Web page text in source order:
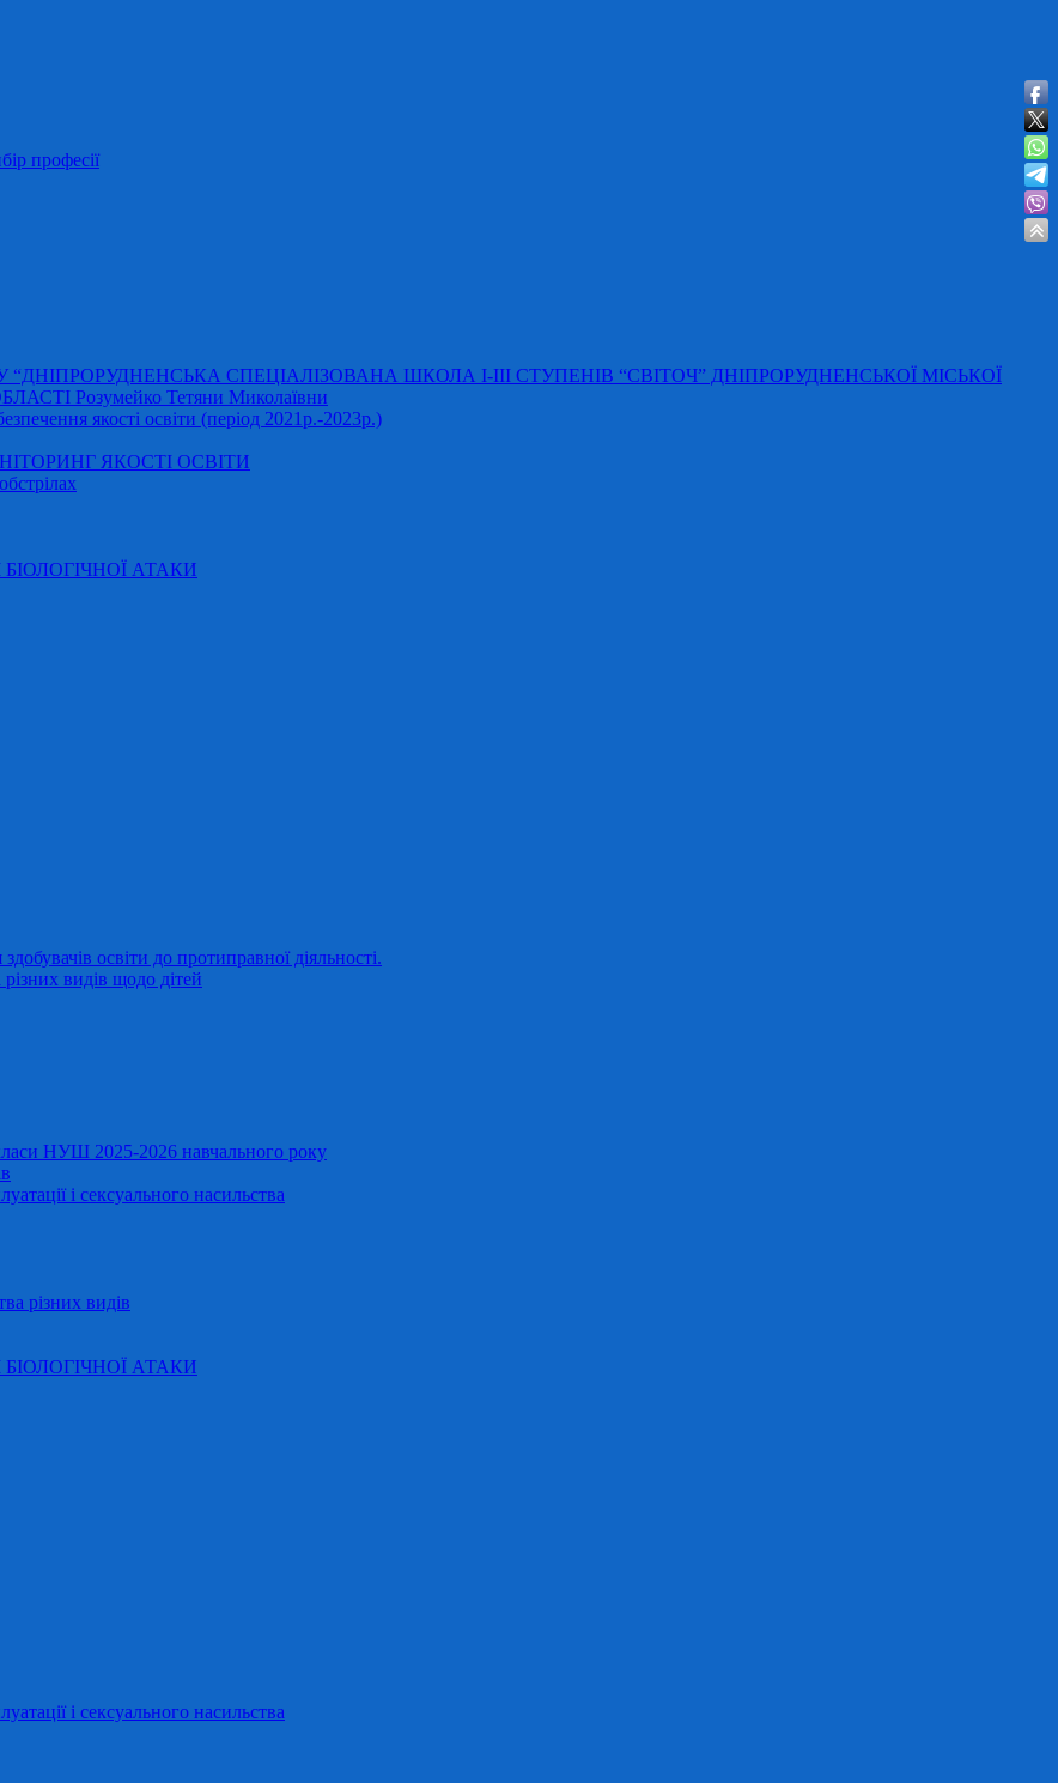
професії
“ДНІПРОРУДНЕНСЬКА СПЕЦІАЛІЗОВАНА ШКОЛА І-ІІІ СТУПЕНІВ “СВІТОЧ” ДНІПРОРУДНЕНСЬКОЇ МІСЬКОЇ
Розумейко Тетяни Миколаївни
якості освіти (період 2021р.-2023р.)
ЯКОСТІ ОСВІТИ
БІОЛОГІЧНОЇ АТАКИ
освіти до протиправної діяльності.
видів щодо дітей
НУШ 2025-2026 навчального року
і сексуального насильства
різних видів
БІОЛОГІЧНОЇ АТАКИ
і сексуального насильства